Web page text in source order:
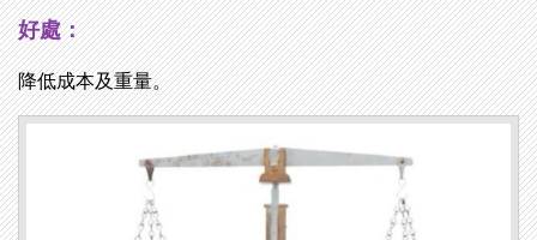
好處：
降低成本及重量。